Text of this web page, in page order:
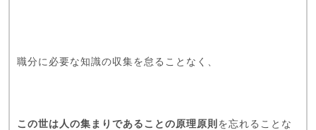
職分に必要な知識の収集を怠ることなく、
この世は人の集まりであることの原理原則 を忘れることな